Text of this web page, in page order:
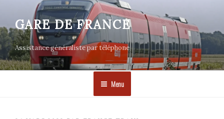
contenu
principal
GARE DE FRANCE
Assistance généraliste par téléphone
Menu